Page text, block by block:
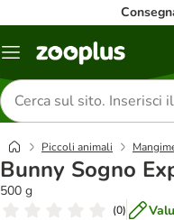
Overview
Cerca
prodotti
Piccoli animali
Bunny Sogno
500 g
(0)